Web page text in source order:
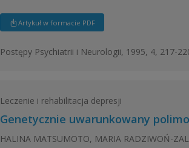
Artykuł w formacie PDF
Postępy Psychiatrii i Neurologii, 1995, 4, 217-
Leczenie i rehabilitacja depresji
Genetycznie uwarunkowany
HALINA MATSUMOTO, MARIA RADZIWOŃ-